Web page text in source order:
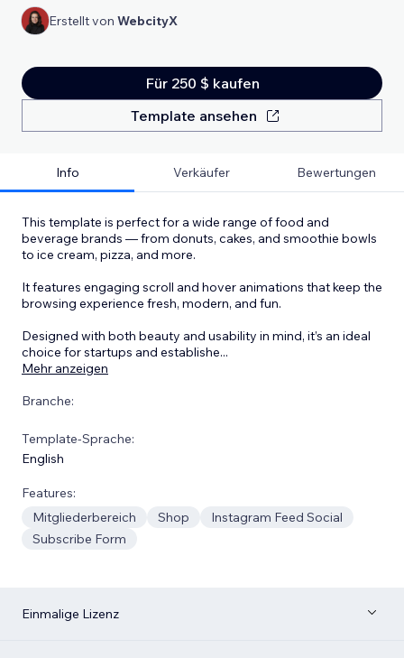
Erstellt von WebcityX
Für 250 $ kaufen
Template ansehen
Info Verkäufer Bewertungen
This template is perfect for a wide range of food and
beverage brands — from donuts, cakes, and smoothie bowls
to ice cream, pizza, and more.
It features engaging scroll and hover animations that keep the
browsing experience fresh, modern, and fun.
Designed with both beauty and usability in mind, it’s an ideal
choice for startups and establishe...
Mehr anzeigen
Branche:
Template-Sprache:
English
Features:
Mitgliederbereich
Shop
Instagram Feed Social
Subscribe Form
Einmalige Lizenz